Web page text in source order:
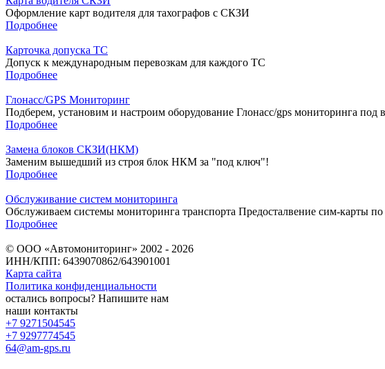
Оформление карт водителя для тахографов с СКЗИ
Подробнее
Карточка допуска ТС
Допуск к международным перевозкам для каждого ТС
Подробнее
Глонасс/GPS Мониторинг
Подберем, установим и настроим оборудование Глонасс/gps мониторинга под
Подробнее
Замена блоков СКЗИ(НКМ)
Заменим вышедший из строя блок НКМ за "под ключ"!
Подробнее
Обслуживание систем мониторинга
Обслуживаем системы мониторинга транспорта Предосталвение сим-карты
Подробнее
© ООО «Автомониторинг» 2002 - 2026
ИНН/КПП: 6439070862/643901001
Карта сайта
Политика конфиденциальности
остались вопросы? Напишите нам
наши контакты
+7 9271504545
+7 9297774545
64@am-gps.ru